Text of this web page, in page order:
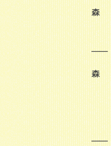
森
森